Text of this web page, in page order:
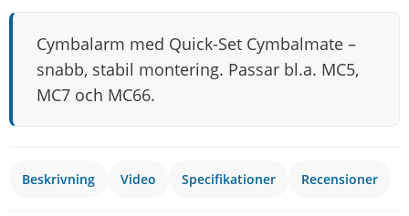
Cymbalarm med Quick-Set Cymbalmate –
snabb, stabil montering. Passar bl.a. MC5,
MC7 och MC66.
Beskrivning Video Specifikationer Recensioner